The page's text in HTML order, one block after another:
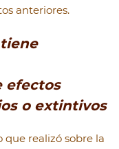
anteriores.
efectos
o extintivos
que realizó sobre la